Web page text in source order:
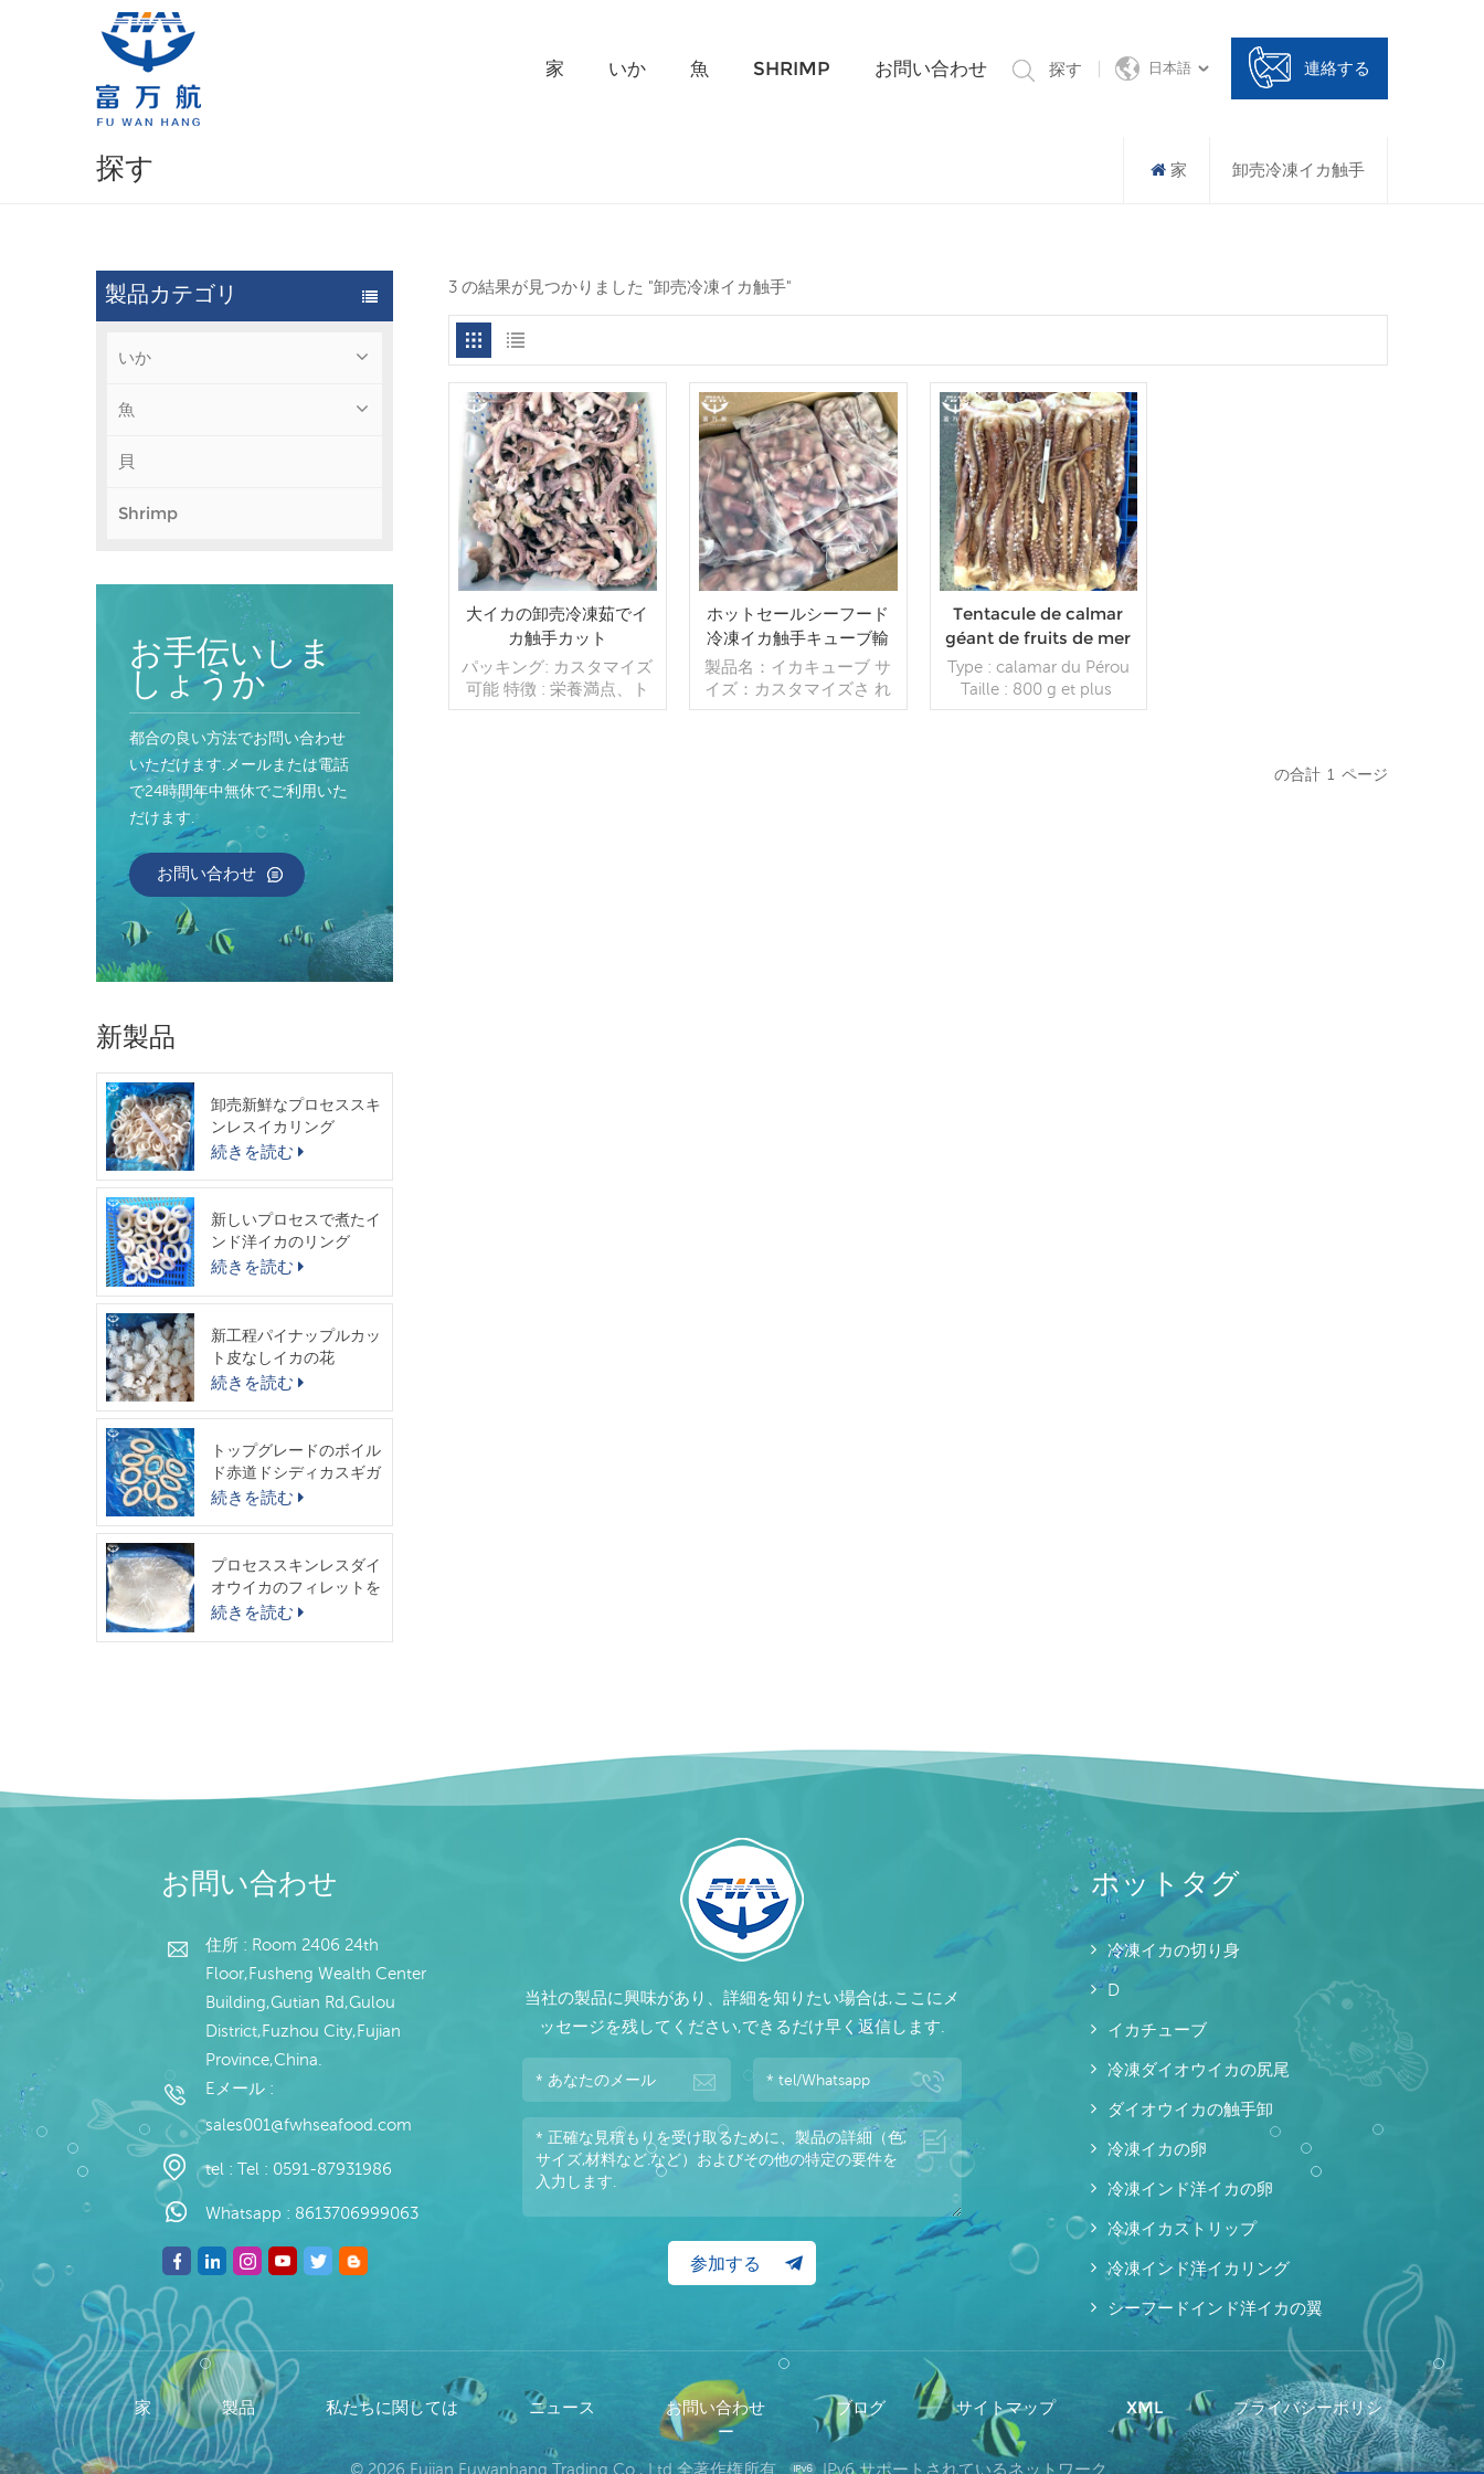
家 いか 魚 SHRIMP お問い合わせ 探す 日本語 連絡する
探す 家 卸売冷凍イカ触手
製品カテゴリ
いか
魚
貝
Shrimp
お手伝いしま
しょうか
都合の良い方法でお問い合わせ
いただけます.メールまたは電話
で24時間年中無休でご利用いた
だけます.
お問い合わせ
新製品
卸売新鮮なプロセススキ
ンレスイカリング
続きを読む
新しいプロセスで煮たイ
ンド洋イカのリング
続きを読む
新工程パイナップルカッ
ト皮なしイカの花
続きを読む
トップグレードのボイル
ド赤道ドシディカスギガ
スイカリング
続きを読む
プロセススキンレスダイ
オウイカのフィレットを
出荷する準備ができまし
続きを読む
3 の結果が見つかりました "卸売冷凍イカ触手"
大イカの卸売冷凍茹でイ
カ触手カット
パッキング: カスタマイズ
可能 特徴 : 栄養満点、ト
ランス脂肪酸ゼロ、低糖
ホットセールシーフード
冷凍イカ触手キューブ輸
出
製品名：イカキューブ サ
イズ：カスタマイズさ れ
た梱包方法：10kg / ctn
Tentacule de calmar
géant de fruits de mer
congelés en gros long
tentacule de calmar en
vente
Type : calamar du Pérou
Taille : 800 g et plus
Emballage : sac tissé, 10
の合計 1 ページ
お問い合わせ
住所 : Room 2406 24th
Floor,Fusheng Wealth Center
Building,Gutian Rd,Gulou
District,Fuzhou City,Fujian
Province,China.
Eメール :
sales001@fwhseafood.com
tel : Tel : 0591-87931986
Whatsapp : 8613706999063
当社の製品に興味があり、詳細を知りたい場合は,ここにメ
ッセージを残してください,できるだけ早く返信します.
ホットタグ
冷凍イカの切り身
D
イカチューブ
冷凍ダイオウイカの尻尾
ダイオウイカの触手卸
冷凍イカの卵
冷凍インド洋イカの卵
冷凍イカストリップ
冷凍インド洋イカリング
シーフードインド洋イカの翼
家 製品 私たちに関しては ニュース お問い合わせ ブログ サイトマップ XML
プライバシーポリシ
ー
© 2026 Fujian Fuwanhang Trading Co., Ltd 全著作権所有. IPv6 サポートされているネットワーク